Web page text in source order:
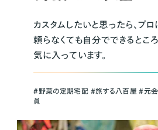
カスタムしたいと思ったら、プロ
頼らなくても自分でできるとこ
気に入っています。
＃野菜の定期宅配 ＃旅する八百屋 ＃元
員